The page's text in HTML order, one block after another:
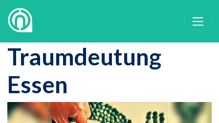
Traumdeutung
Essen